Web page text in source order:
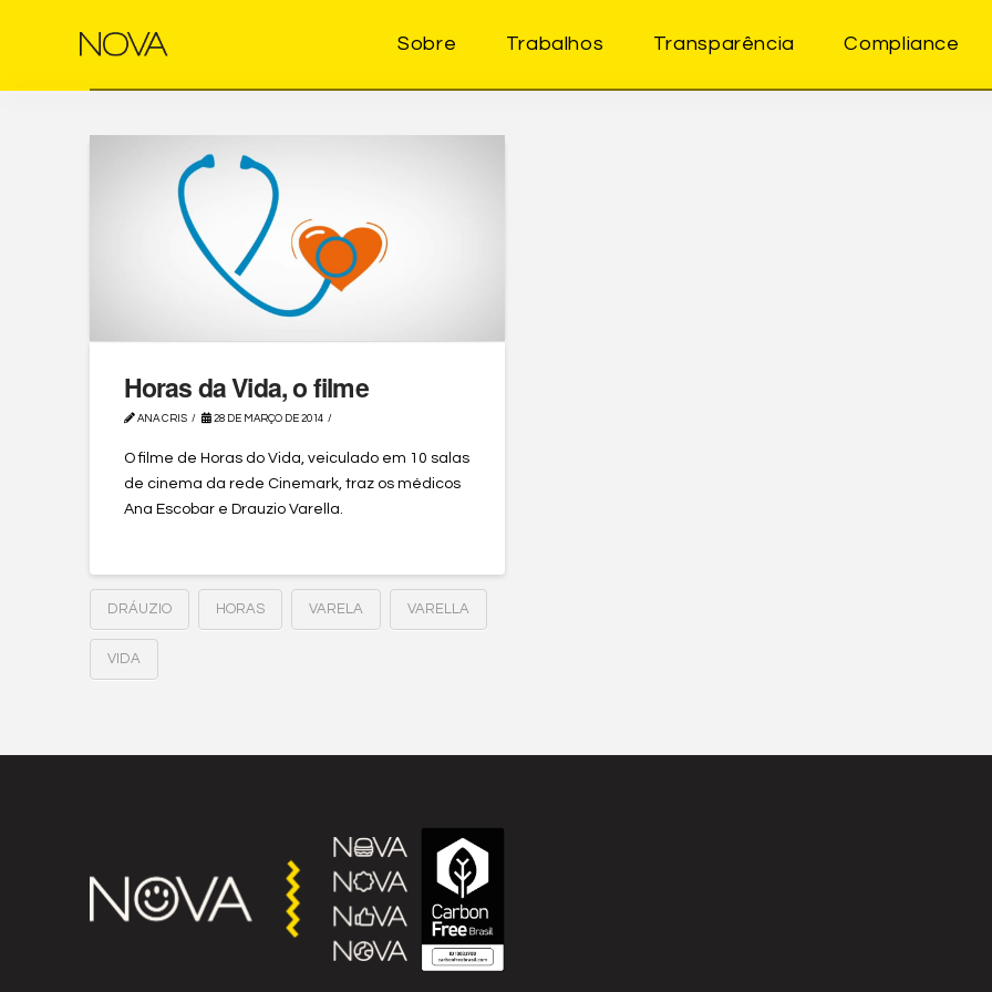
Sobre Trabalhos Transparência Compliance
Horas da Vida, o filme
ANA CRIS 28 DE MARÇO DE 2014
O filme de Horas do Vida, veiculado em 10 salas
de cinema da rede Cinemark, traz os médicos
Ana Escobar e Drauzio Varella.
DRÁUZIO HORAS VARELA VARELLA
VIDA